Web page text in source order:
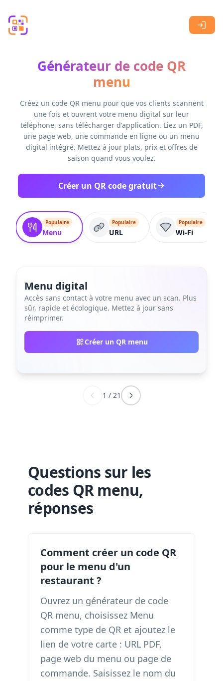
Générateur de code QR
menu
Créez un code QR menu pour que vos clients scannent
une fois et ouvrent votre menu digital sur leur
téléphone, sans télécharger d'application. Liez un PDF,
une page web, une commande en ligne ou un menu
digital intégré. Mettez à jour plats, prix et offres de
saison quand vous voulez.
Créer un QR code gratuit
Populaire
Menu
Populaire
URL
Populaire
Wi-Fi
Menu digital
Accès sans contact à votre menu avec un scan. Plus
sûr, rapide et écologique. Mettez à jour sans
réimprimer.
Créer un QR menu
1 / 21
Questions sur les
codes QR menu,
réponses
Comment créer un code QR
pour le menu d'un
restaurant ?
Ouvrez un générateur de code
QR menu, choisissez Menu
comme type de QR et ajoutez le
lien de votre carte : URL PDF,
page web du menu ou page de
commande. Saisissez le nom du